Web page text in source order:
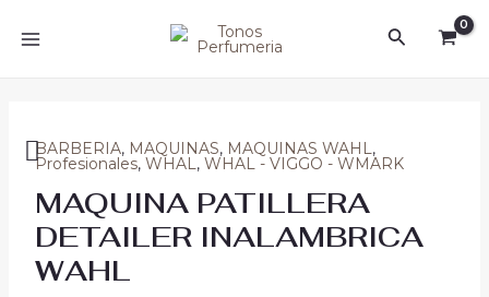
Buscar
BARBERIA, MAQUINAS, MAQUINAS WAHL ,
Profesionales, WHAL , WHAL - VIGGO - WMARK
MAQUINA PATILLERA
DETAILER INALAMBRICA
WAHL
PATILLERA
DETAILER
INALAMBRICA
cantidad